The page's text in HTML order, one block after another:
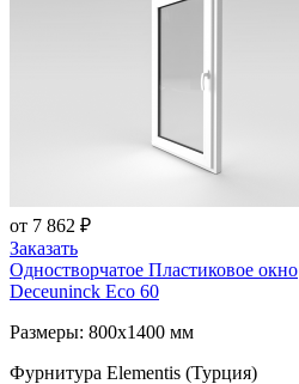
от 7 862 ₽
Заказать
Одностворчатое Пластиковое окно
Deceuninck Eco 60
Размеры: 800x1400 мм
Фурнитура Elementis (Турция)